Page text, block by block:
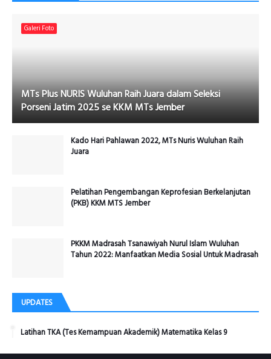
Galeri Foto
MTs Plus NURIS Wuluhan Raih Juara dalam Seleksi
Porseni Jatim 2025 se KKM MTs Jember
Kado Hari Pahlawan 2022, MTs Nuris Wuluhan Raih
Juara
Pelatihan Pengembangan Keprofesian Berkelanjutan
(PKB) KKM MTS Jember
PKKM Madrasah Tsanawiyah Nurul Islam Wuluhan
Tahun 2022: Manfaatkan Media Sosial Untuk Madrasah
UPDATES
Latihan TKA (Tes Kemampuan Akademik) Matematika Kelas 9